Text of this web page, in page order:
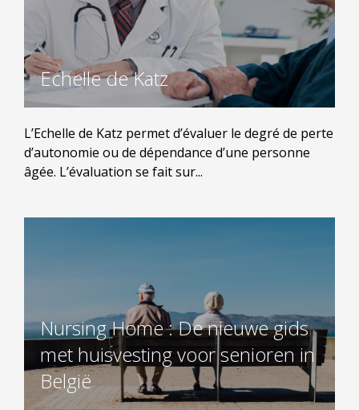
Echelle de Katz
L’Echelle de Katz permet d’évaluer le degré de perte
d’autonomie ou de dépendance d’une personne
âgée. L’évaluation se fait sur...
Nursing Home : De nieuwe gids
met huisvesting voor senioren in
België